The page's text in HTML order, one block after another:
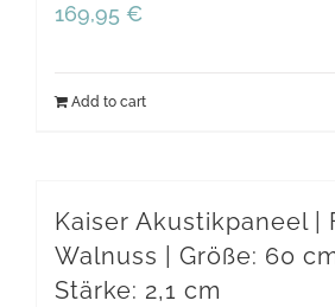
169,95 €
Add to cart
Kaiser Akustikpaneel |
Walnuss | Größe: 60 cm
Stärke: 2,1 cm